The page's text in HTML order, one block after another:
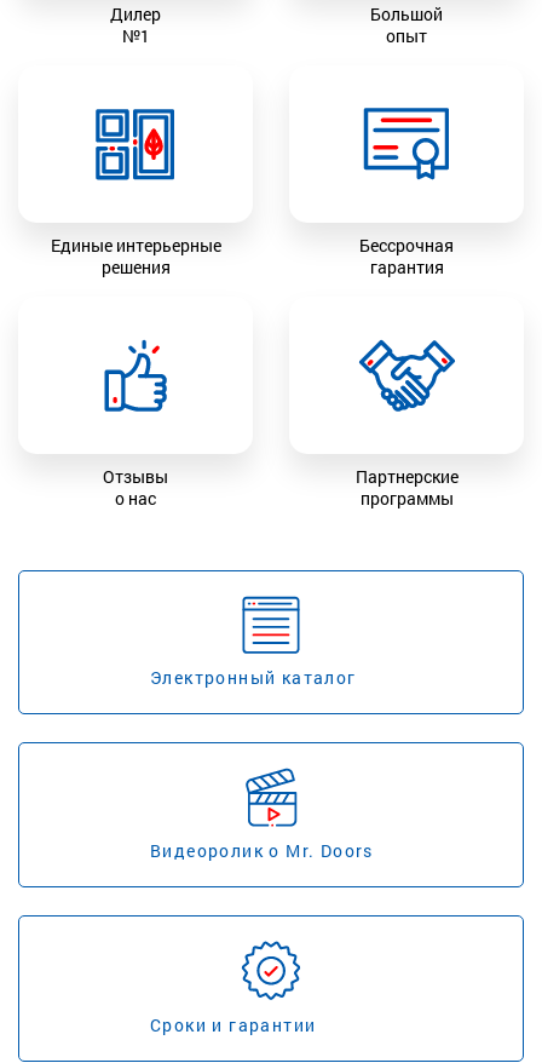
Дилер
№1
Большой
опыт
Единые интерьерные
решения
Бессрочная
гарантия
Отзывы
о нас
Партнерские
программы
Электронный каталог
Видеоролик о Mr. Doors
Сроки и гарантии